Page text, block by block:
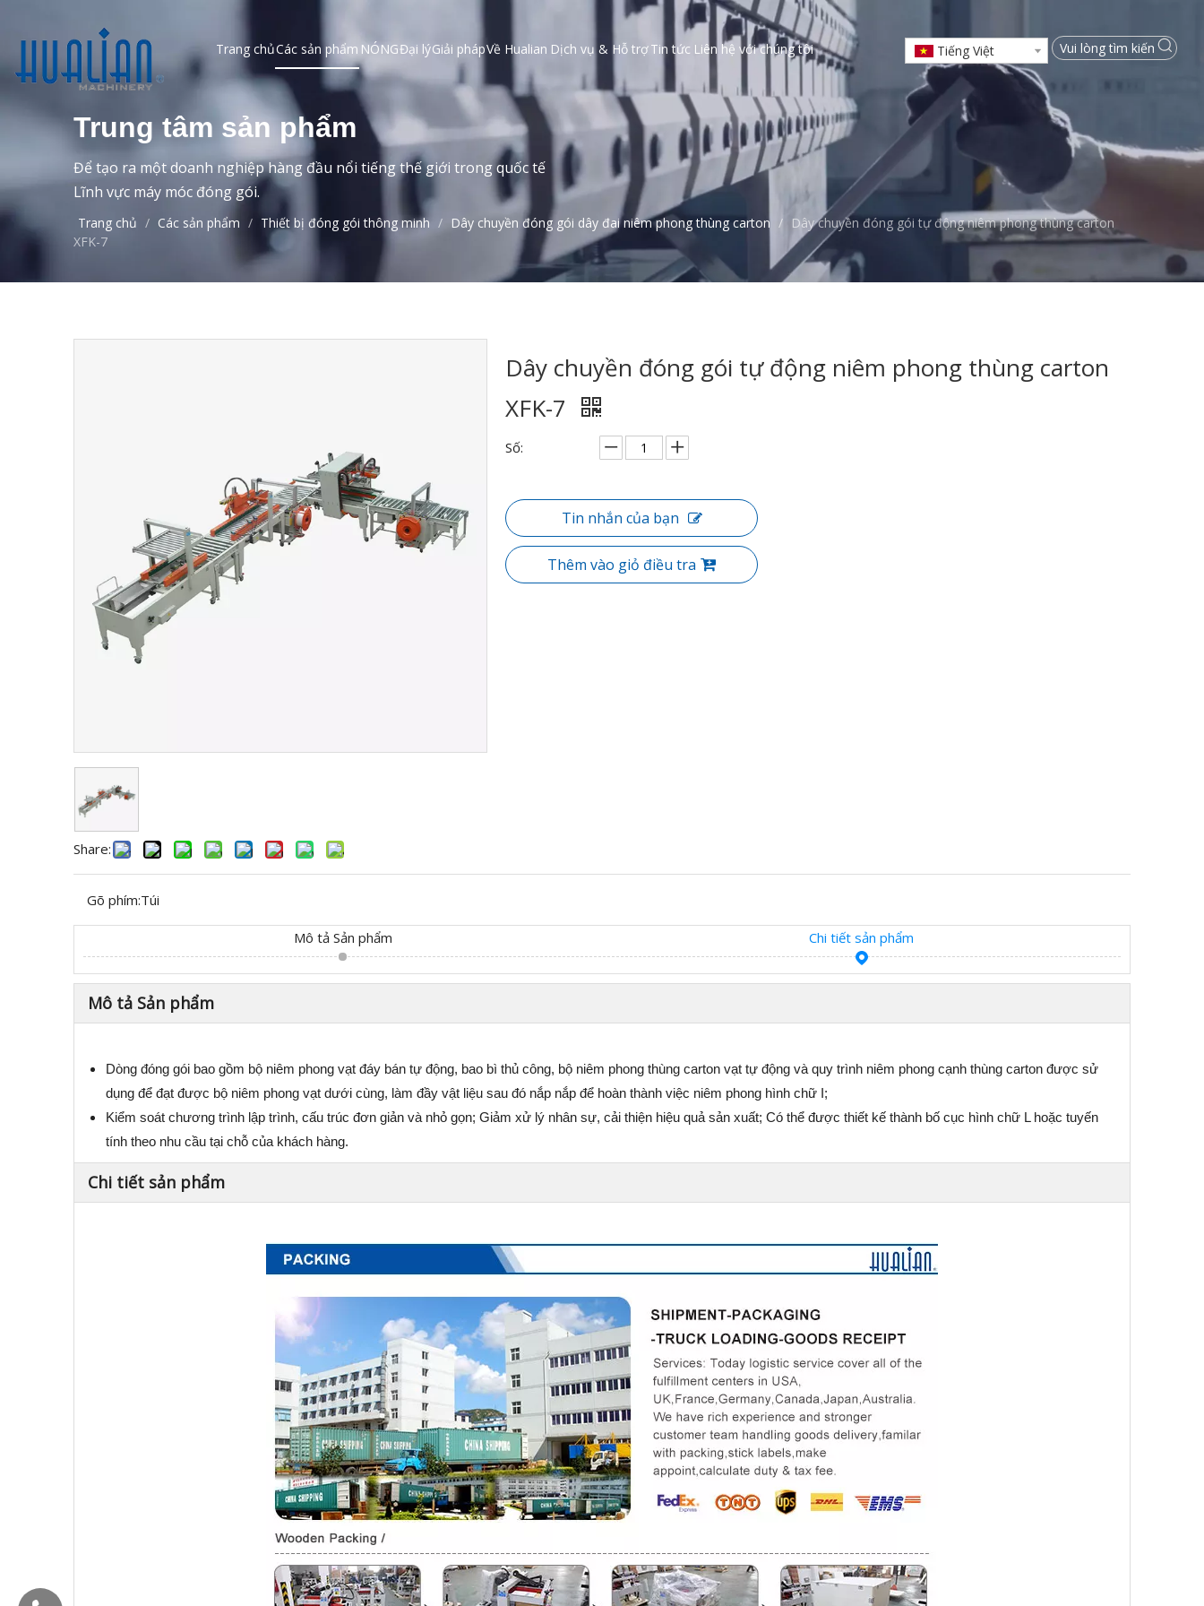
Trang chủCác sản phẩm NÓNGĐại lýGiải phápVề Hualian Dịch vụ & Hỗ trợTin tức Liên hệ với chúng tôi Tiếng Việt
Trung tâm sản phẩm
Để tạo ra một doanh nghiệp hàng đầu nổi tiếng thế giới trong quốc tế
Lĩnh vực máy móc đóng gói.
Trang chủ / Các sản phẩm / Thiết bị đóng gói thông minh / Dây chuyền đóng gói dây đai niêm phong thùng carton / Dây chuyền đóng gói tự động niêm phong thùng carton
XFK-7
Share:
Dây chuyền đóng gói tự động niêm phong thùng carton
XFK-7
Số:
Tin nhắn của bạn
Thêm vào giỏ điều tra
Gõ phím:Túi
Mô tả Sản phẩm Chi tiết sản phẩm
Mô tả Sản phẩm
Dòng đóng gói bao gồm bộ niêm phong vạt đáy bán tự động, bao bì thủ công, bộ niêm phong thùng carton vạt tự động và quy trình niêm phong cạnh thùng carton được sử
dụng để đạt được bộ niêm phong vạt dưới cùng, làm đầy vật liệu sau đó nắp nắp để hoàn thành việc niêm phong hình chữ I;
Kiểm soát chương trình lập trình, cấu trúc đơn giản và nhỏ gọn; Giảm xử lý nhân sự, cải thiện hiệu quả sản xuất; Có thể được thiết kế thành bố cục hình chữ L hoặc tuyến
tính theo nhu cầu tại chỗ của khách hàng.
Chi tiết sản phẩm